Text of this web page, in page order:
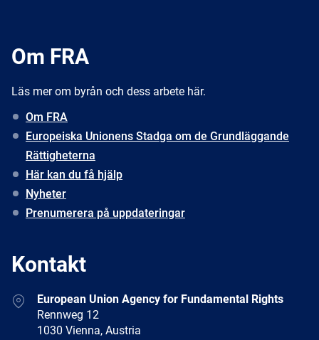
Om FRA
Läs mer om byrån och dess arbete här.
Om FRA
Europeiska Unionens Stadga om de Grundläggande
Rättigheterna
Här kan du få hjälp
Nyheter
Prenumerera på uppdateringar
Kontakt
AddressEuropean Union Agency for Fundamental Rights
Rennweg 12
1030 Vienna, Austria